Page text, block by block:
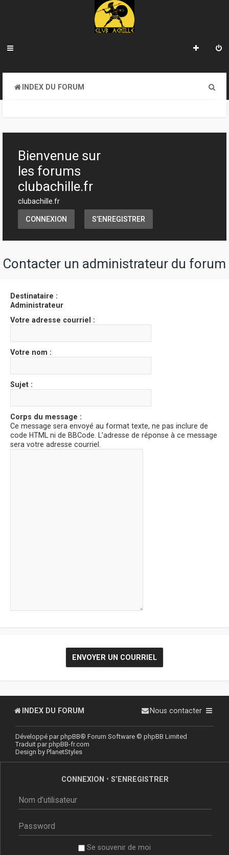
INDEX DU FORUM
h
Bienvenue sur
les forums
clubachille.fr
clubachille.fr
CONNEXION S’ENREGISTRER
Contacter un administrateur du forum
Destinataire :
Administrateur
Votre adresse courriel :
Votre nom :
Sujet :
Corps du message :
Ce message sera envoyé au format texte, ne pas inclure de
code HTML ni de BBCode. L’adresse de réponse à ce message
sera votre adresse courriel.
INDEX DU FORUM Nous contacter
Développé parphpBB® Forum Software © phpBB Limited
Traduit parphpBB-fr.com
Design by PlanetStyles
CONNEXION • S’ENREGISTRER
Se souvenir de moi